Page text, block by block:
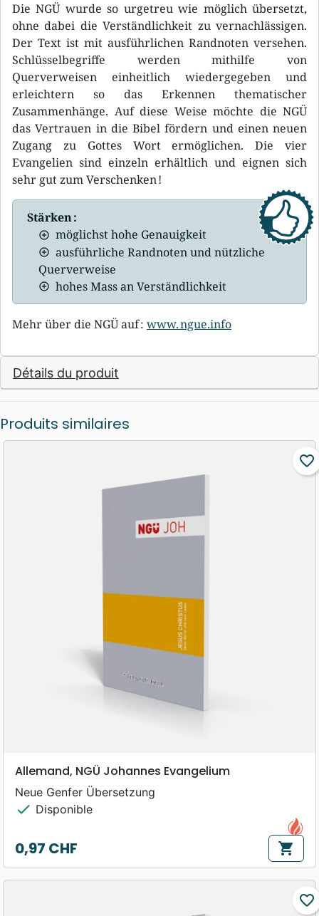
Die NGÜ wurde so urgetreu wie möglich übersetzt,
ohne dabei die Verständlichkeit zu vernachlässigen.
Der Text ist mit ausführlichen Randnoten versehen.
Schlüsselbegriffe werden mithilfe von
Querverweisen einheitlich wiedergegeben und
erleichtern so das Erkennen thematischer
Zusammenhänge. Auf diese Weise möchte die NGÜ
das Vertrauen in die Bibel fördern und einen neuen
Zugang zu Gottes Wort ermöglichen. Die vier
Evangelien sind einzeln erhältlich und eignen sich
sehr gut zum Verschenken !
Stärken :
möglichst hohe Genauigkeit
ausführliche Randnoten und nützliche
Querverweise
hohes Mass an Verständlichkeit
Mehr über die NGÜ auf : www. ngue.info
Détails du produit
Produits similaires
favorite_border
Allemand, NGÜ Johannes Evangelium
Neue Genfer Übersetzung
check Disponible
Prix
0,97 CHF shopping_cart
favorite_border